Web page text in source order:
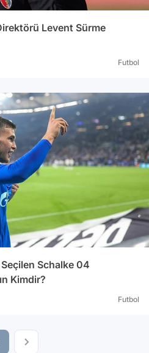
Levent Sürme
Futbol
Schalke 04
Kimdir?
Futbol